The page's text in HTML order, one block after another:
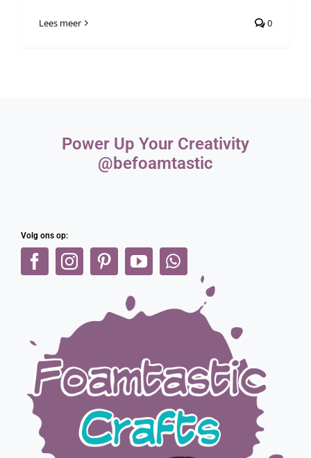
Webshop
Lees meer 0
Power Up Your Creativity
@befoamtastic
Volg ons op: